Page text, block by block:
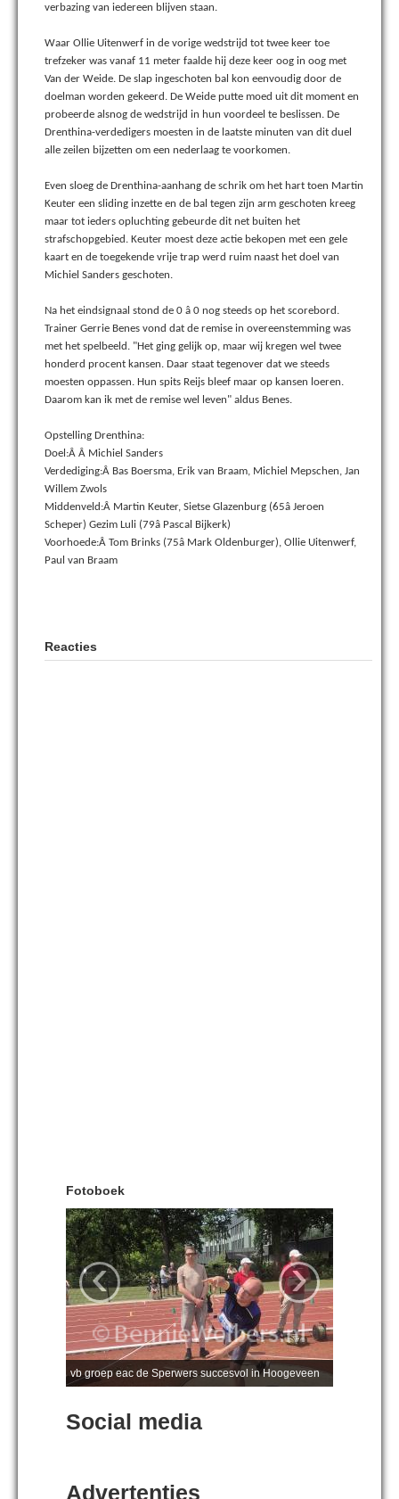
verbazing van iedereen blijven staan.
Waar Ollie Uitenwerf in de vorige wedstrijd tot twee keer toe
trefzeker was vanaf 11 meter faalde hij deze keer oog in oog met
Van der Weide. De slap ingeschoten bal kon eenvoudig door de
doelman worden gekeerd. De Weide putte moed uit dit moment en
probeerde alsnog de wedstrijd in hun voordeel te beslissen. De
Drenthina-verdedigers moesten in de laatste minuten van dit duel
alle zeilen bijzetten om een nederlaag te voorkomen.
Even sloeg de Drenthina-aanhang de schrik om het hart toen Martin
Keuter een sliding inzette en de bal tegen zijn arm geschoten kreeg
maar tot ieders opluchting gebeurde dit net buiten het
strafschopgebied. Keuter moest deze actie bekopen met een gele
kaart en de toegekende vrije trap werd ruim naast het doel van
Michiel Sanders geschoten.
Na het eindsignaal stond de 0 â 0 nog steeds op het scorebord.
Trainer Gerrie Benes vond dat de remise in overeenstemming was
met het spelbeeld. "Het ging gelijk op, maar wij kregen wel twee
honderd procent kansen. Daar staat tegenover dat we steeds
moesten oppassen. Hun spits Reijs bleef maar op kansen loeren.
Daarom kan ik met de remise wel leven" aldus Benes.
Opstelling Drenthina:
Doel:Â Â Michiel Sanders
Verdediging:Â Bas Boersma, Erik van Braam, Michiel Mepschen, Jan
Willem Zwols
Middenveld:Â Martin Keuter, Sietse Glazenburg (65â Jeroen
Scheper) Gezim Luli (79â Pascal Bijkerk)
Voorhoede:Â Tom Brinks (75â Mark Oldenburger), Ollie Uitenwerf,
Paul van Braam
Reacties
Fotoboek
vb groep eac de Sperwers succesvol in Hoogeveen
‹ ›
Social media
Advertenties